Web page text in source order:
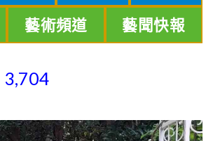
藝術頻道 藝聞快報
3,704